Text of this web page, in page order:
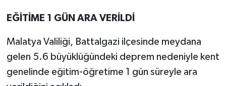
EĞİTİME 1 GÜN ARA VERİLDİ
Malatya Valiliği, Battalgazi ilçesinde meydana
gelen 5.6 büyüklüğündeki deprem nedeniyle kent
genelinde eğitim-öğretime 1 gün süreyle ara